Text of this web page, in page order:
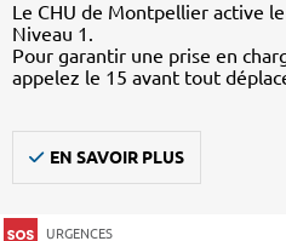
Le CHU de Montpellier active
Niveau 1.
Pour garantir une prise en
appelez le 15 avant tout
EN SAVOIR PLUS
URGENCES